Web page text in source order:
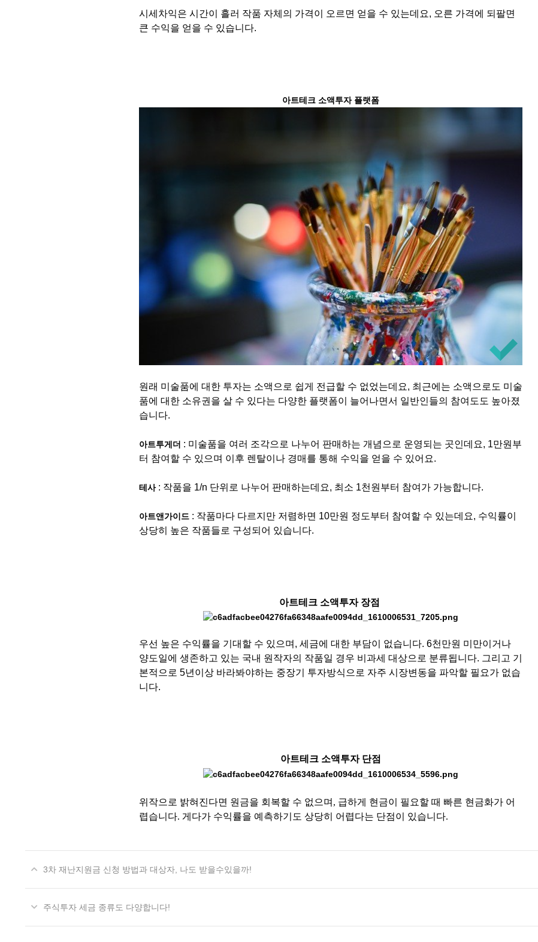
시세차익은 시간이 흘러 작품 자체의 가격이 오르면 얻을 수 있는데요, 오른 가격에 되팔면
큰 수익을 얻을 수 있습니다.
아트테크 소액투자 플랫폼
원래 미술품에 대한 투자는 소액으로 쉽게 전급할 수 없었는데요, 최근에는 소액으로도 미술
품에 대한 소유권을 살 수 있다는 다양한 플랫폼이 늘어나면서 일반인들의 참여도도 높아졌
습니다.
아트투게더 : 미술품을 여러 조각으로 나누어 판매하는 개념으로 운영되는 곳인데요, 1만원부
터 참여할 수 있으며 이후 렌탈이나 경매를 통해 수익을 얻을 수 있어요.
테사: 작품을 1/n 단위로 나누어 판매하는데요, 최소 1천원부터 참여가 가능합니다.
아트앤가이드 : 작품마다 다르지만 저렴하면 10만원 정도부터 참여할 수 있는데요, 수익률이
상당히 높은 작품들로 구성되어 있습니다.
아트테크 소액투자 장점
우선 높은 수익률을 기대할 수 있으며, 세금에 대한 부담이 없습니다. 6천만원 미만이거나
양도일에 생존하고 있는 국내 원작자의 작품일 경우 비과세 대상으로 분류됩니다. 그리고 기
본적으로 5년이상 바라봐야하는 중장기 투자방식으로 자주 시장변동을 파악할 필요가 없습
니다.
아트테크 소액투자 단점
위작으로 밝혀진다면 원금을 회복할 수 없으며, 급하게 현금이 필요할 때 빠른 현금화가 어
렵습니다. 게다가 수익률을 예측하기도 상당히 어렵다는 단점이 있습니다.
3차 재난지원금 신청 방법과 대상자, 나도 받을수있을까!
주식투자 세금 종류도 다양합니다!